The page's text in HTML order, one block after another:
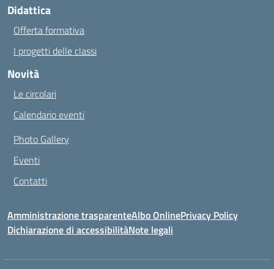
Didattica
Offerta formativa
I progetti delle classi
Novità
Le circolari
Calendario eventi
Photo Gallery
Eventi
Contatti
Amministrazione trasparenteAlbo OnlinePrivacy Policy
Dichiarazione di accessibilitàNote legali